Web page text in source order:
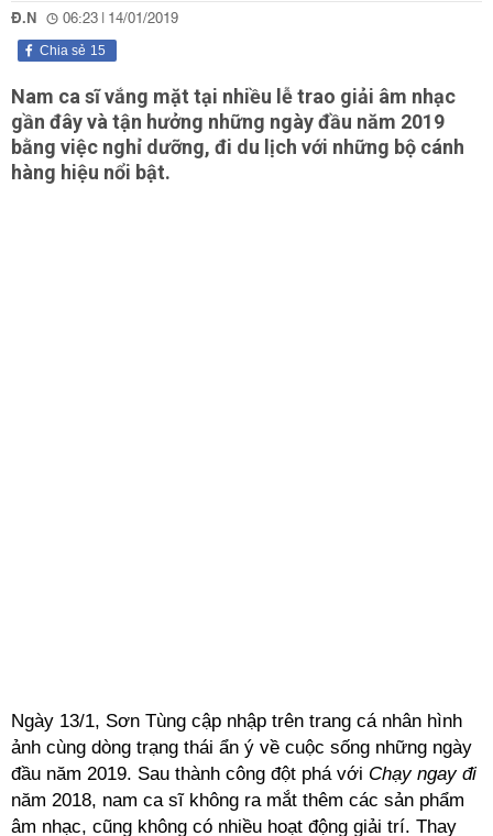
Đ.N 06:23 | 14/01/2019
15
Chia sẻ
Nam ca sĩ vắng mặt tại nhiều lễ trao giải âm nhạc
gần đây và tận hưởng những ngày đầu năm 2019
bằng việc nghỉ dưỡng, đi du lịch với những bộ cánh
hàng hiệu nổi bật.
Ngày 13/1, Sơn Tùng cập nhập trên trang cá nhân hình
ảnh cùng dòng trạng thái ẩn ý về cuộc sống những ngày
đầu năm 2019. Sau thành công đột phá với Chạy ngay đi
năm 2018, nam ca sĩ không ra mắt thêm các sản phẩm
âm nhạc, cũng không có nhiều hoạt động giải trí. Thay